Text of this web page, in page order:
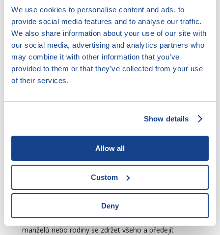
We use cookies to personalise content and ads, to
provide social media features and to analyse our traffic.
We also share information about your use of our site with
our social media, advertising and analytics partners who
may combine it with other information that you’ve
provided to them or that they’ve collected from your use
of their services.
Show details
Allow all
Custom
Deny
nerozdílně; nemohou-li se v případech hodných
zvláštního zřetele společní nájemci spolu dohodnout,
může se každý z nich obrátit na soud. V případech
hodných zvláštního zřetele soud na návrh společného
nájemce zruší společné nájemní právo společných
nájemců a zároveň rozhodne, který ze společných
nájemců bude napříště nájemcem.
mají manželé obydlí, nájemní nebo jiné podobné
vznikem takového práva za trvání manželství společné
společné nájemní právo, jsou zavázáni a oprávněni
společně a nerozdílně. Je možná dohoda manželů o
jiném uspořádání.
Mají-li manželé společné nájemní právo k domu nebo
bytu, ve kterém se nachází rodinná domácnost
manželů nebo rodiny se zdržet všeho a předejít